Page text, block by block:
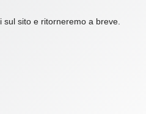
sito e ritorneremo a breve.